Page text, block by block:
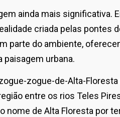
ainda mais significativa.
criada pelas pontes
parte do ambiente,
paisagem urbana.
zogue-de-Alta-
entre os rios Teles
nome de Alta Floresta por